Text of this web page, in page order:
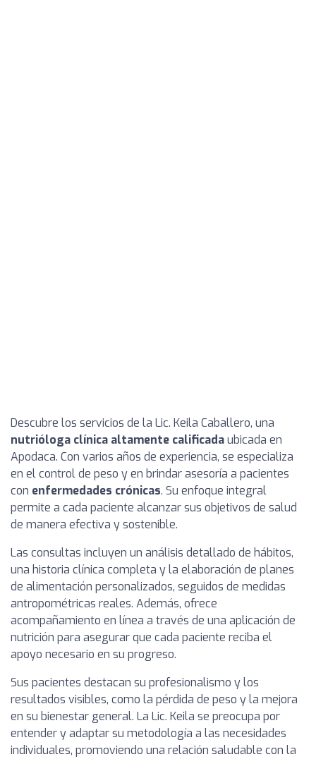
Descubre los servicios de la Lic. Keila Caballero, una
nutrióloga clínica altamente calificadaubicada en
Apodaca. Con varios años de experiencia, se especializa
en el control de peso y en brindar asesoría a pacientes
con enfermedades crónicas. Su enfoque integral
permite a cada paciente alcanzar sus objetivos de salud
de manera efectiva y sostenible.
Las consultas incluyen un análisis detallado de hábitos,
una historia clínica completa y la elaboración de planes
de alimentación personalizados, seguidos de medidas
antropométricas reales. Además, ofrece
acompañamiento en línea a través de una aplicación de
nutrición para asegurar que cada paciente reciba el
apoyo necesario en su progreso.
Sus pacientes destacan su profesionalismo y los
resultados visibles, como la pérdida de peso y la mejora
en su bienestar general. La Lic. Keila se preocupa por
entender y adaptar su metodología a las necesidades
individuales, promoviendo una relación saludable con la